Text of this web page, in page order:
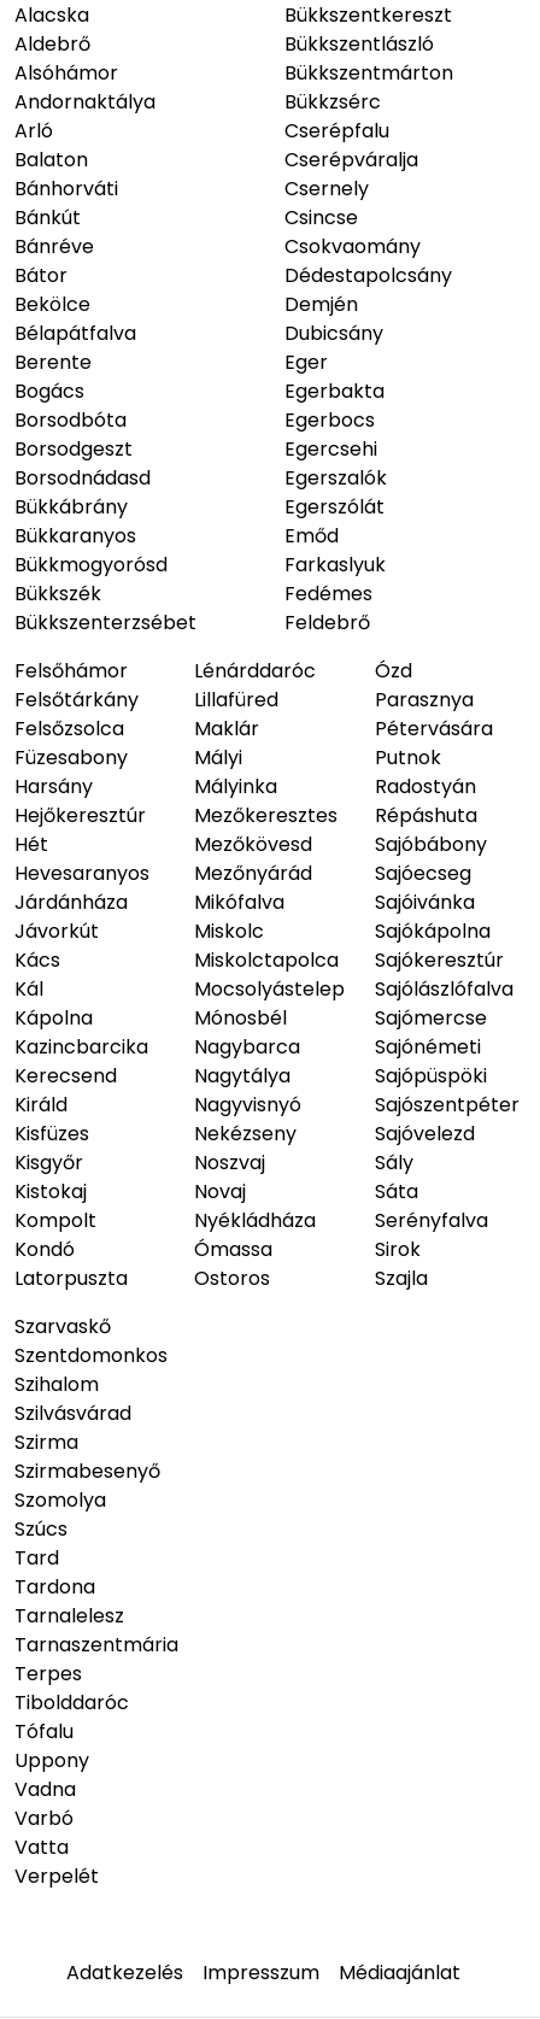
Alacska
Aldebrő
Alsóhámor
Andornaktálya
Arló
Balaton
Bánhorváti
Bánkút
Bánréve
Bátor
Bekölce
Bélapátfalva
Berente
Bogács
Borsodbóta
Borsodgeszt
Borsodnádasd
Bükkábrány
Bükkaranyos
Bükkmogyorósd
Bükkszék
Bükkszenterzsébet
Bükkszentkereszt
Bükkszentlászló
Bükkszentmárton
Bükkzsérc
Cserépfalu
Cserépváralja
Csernely
Csincse
Csokvaomány
Dédestapolcsány
Demjén
Dubicsány
Eger
Egerbakta
Egerbocs
Egercsehi
Egerszalók
Egerszólát
Emőd
Farkaslyuk
Fedémes
Feldebrő
Felsőhámor
Felsőtárkány
Felsőzsolca
Füzesabony
Harsány
Hejőkeresztúr
Hét
Hevesaranyos
Járdánháza
Jávorkút
Kács
Kál
Kápolna
Kazincbarcika
Kerecsend
Királd
Kisfüzes
Kisgyőr
Kistokaj
Kompolt
Kondó
Latorpuszta
Lénárddaróc
Lillafüred
Maklár
Mályi
Mályinka
Mezőkeresztes
Mezőkövesd
Mezőnyárád
Mikófalva
Miskolc
Miskolctapolca
Mocsolyástelep
Mónosbél
Nagybarca
Nagytálya
Nagyvisnyó
Nekézseny
Noszvaj
Novaj
Nyékládháza
Ómassa
Ostoros
Ózd
Parasznya
Pétervására
Putnok
Radostyán
Répáshuta
Sajóbábony
Sajóecseg
Sajóivánka
Sajókápolna
Sajókeresztúr
Sajólászlófalva
Sajómercse
Sajónémeti
Sajópüspöki
Sajószentpéter
Sajóvelezd
Sály
Sáta
Serényfalva
Sirok
Szajla
Szarvaskő
Szentdomonkos
Szihalom
Szilvásvárad
Szirma
Szirmabesenyő
Szomolya
Szúcs
Tard
Tardona
Tarnalelesz
Tarnaszentmária
Terpes
Tibolddaróc
Tófalu
Uppony
Vadna
Varbó
Vatta
Verpelét
Adatkezelés Impresszum Médiaajánlat